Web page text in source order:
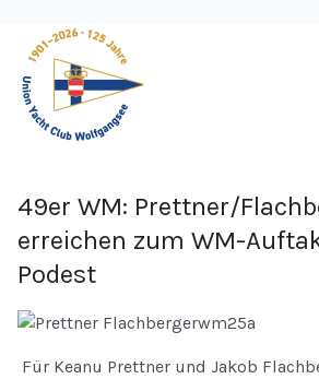
49er WM: Prettner/
erreichen zum WM-
Podest
Für Keanu Prettner und Jakob